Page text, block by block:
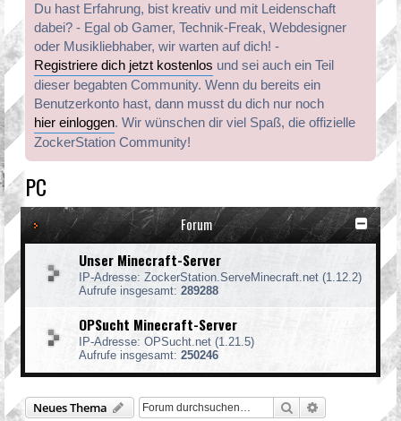
Du hast Erfahrung, bist kreativ und mit Leidenschaft
dabei? - Egal ob Gamer, Technik-Freak, Webdesigner
oder Musikliebhaber, wir warten auf dich! -
Registriere dich jetzt kostenlos und sei auch ein Teil
dieser begabten Community. Wenn du bereits ein
Benutzerkonto hast, dann musst du dich nur noch
hier einloggen. Wir wünschen dir viel Spaß, die offizielle
ZockerStation Community!
PC
Forum
Unser Minecraft-Server
IP-Adresse: ZockerStation.ServeMinecraft.net (1.12.2)
Aufrufe insgesamt: 289288
OPSucht Minecraft-Server
IP-Adresse: OPSucht.net (1.21.5)
Aufrufe insgesamt: 250246
Neues Thema Suche Erweiterte